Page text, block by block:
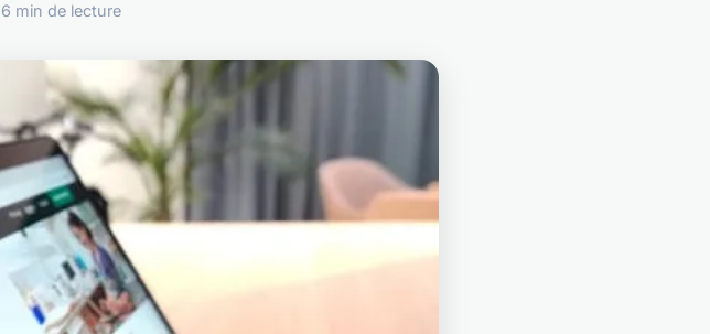
6 min de lecture